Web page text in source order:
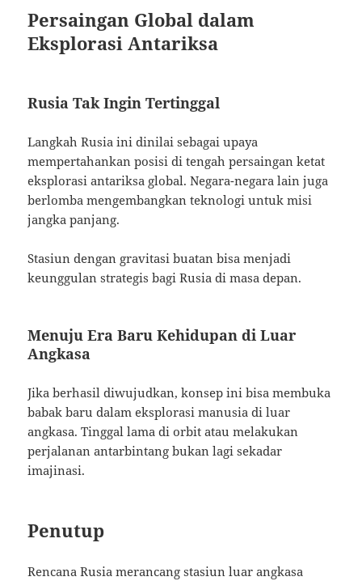
Persaingan Global dalam
Eksplorasi Antariksa
Rusia Tak Ingin Tertinggal
Langkah Rusia ini dinilai sebagai upaya
mempertahankan posisi di tengah persaingan ketat
eksplorasi antariksa global. Negara-negara lain juga
berlomba mengembangkan teknologi untuk misi
jangka panjang.
Stasiun dengan gravitasi buatan bisa menjadi
keunggulan strategis bagi Rusia di masa depan.
Menuju Era Baru Kehidupan di Luar
Angkasa
Jika berhasil diwujudkan, konsep ini bisa membuka
babak baru dalam eksplorasi manusia di luar
angkasa. Tinggal lama di orbit atau melakukan
perjalanan antarbintang bukan lagi sekadar
imajinasi.
Penutup
Rencana Rusia merancang stasiun luar angkasa